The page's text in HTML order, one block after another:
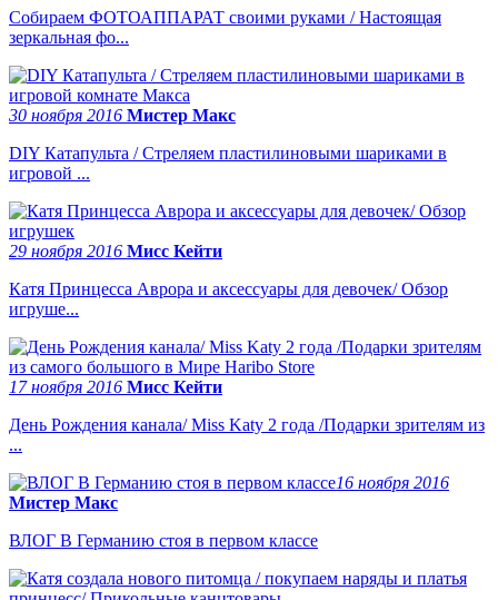
Собираем ФОТОАППАРАТ своими руками / Настоящая
зеркальная фо...
30 ноября 2016 Мистер Макс
DIY Катапульта / Стреляем пластилиновыми шариками в
игровой ...
29 ноября 2016 Мисс Кейти
Катя Принцесса Аврора и аксессуары для девочек/ Обзор
игруше...
17 ноября 2016 Мисс Кейти
День Рождения канала/ Miss Katy 2 года /Подарки зрителям из
...
16 ноября 2016
Мистер Макс
ВЛОГ В Германию стоя в первом классе